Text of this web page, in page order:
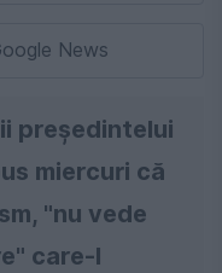
News
preşedintelui
miercuri că
"nu vede
care-l